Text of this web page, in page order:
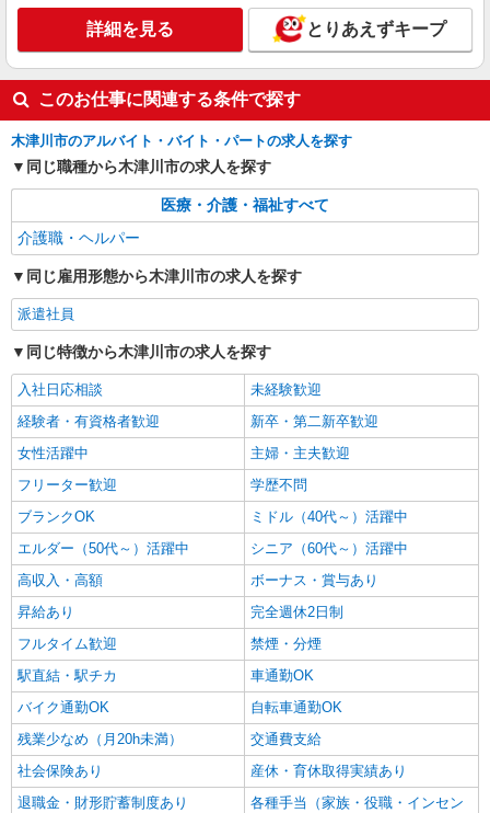
木津川市｜まずは送迎業務で活躍しよう◎デイ
時給1500円〜2125円 ＜日払い有/週払い有/交
通費全支給(ガソリン代含む)＞
木津川市
キープ
派遣社員
株式会社kotrio /●NR-H-1881921
木津川台駅★ゆったりサ高住スタッフ★清掃/
見回りなど◎日払いOK
時給1500円〜2125円 ＜日払い有/週払い有/交
通費全支給(ガソリン代含む)＞
木津川市
キープ 詳細を見る
派遣社員
株式会社kotrio /●NR-H-2068323
≪木津川市≫介護の現場で心を燃やせ！！！デ
イサービスSTAFF
時給1500円〜2125円 ＜日払い有/週払い有/交
通費全支給(ガソリン代含む)＞
詳細を見る
詳細を見る とりあえずキープ
このお仕事に関連する条件で探す
木津川市のアルバイト・バイト・パートの求人を探す
同じ職種から木津川市の求人を探す
医療・介護・福祉すべて
介護職・ヘルパー
同じ雇用形態から木津川市の求人を探す
派遣社員
同じ特徴から木津川市の求人を探す
入社日応相談
未経験歓迎
経験者・有資格者歓迎
新卒・第二新卒歓迎
女性活躍中
主婦・主夫歓迎
フリーター歓迎
学歴不問
ブランクOK
ミドル（40代～）活躍中
エルダー（50代～）活躍中
シニア（60代～）活躍中
高収入・高額
ボーナス・賞与あり
昇給あり
完全週休2日制
フルタイム歓迎
禁煙・分煙
駅直結・駅チカ
車通勤OK
バイク通勤OK
自転車通勤OK
残業少なめ（月20h未満）
交通費支給
社会保険あり
産休・育休取得実績あり
退職金・財形貯蓄制度あり
各種手当（家族・役職・インセン